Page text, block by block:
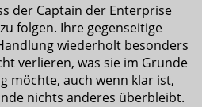
der Captain der Enterprise
folgen. Ihre gegenseitige
wiederholt besonders
verlieren, was sie im Grunde
möchte, auch wenn klar ist,
nichts anderes überbleibt.